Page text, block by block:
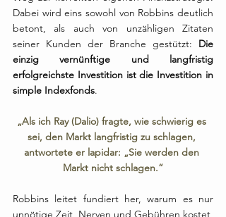
Dabei wird eins sowohl von Robbins deutlich
betont, als auch von unzähligen Zitaten
seiner Kunden der Branche gestützt: Die
einzig vernünftige und langfristig
erfolgreichste Investition ist die Investition in
simple Indexfonds.
„Als ich Ray (Dalio) fragte, wie schwierig es
sei, den Markt langfristig zu schlagen,
antwortete er lapidar: „Sie werden den
Markt nicht schlagen.“
Robbins leitet fundiert her, warum es nur
unnötige Zeit, Nerven und Gebühren kostet,